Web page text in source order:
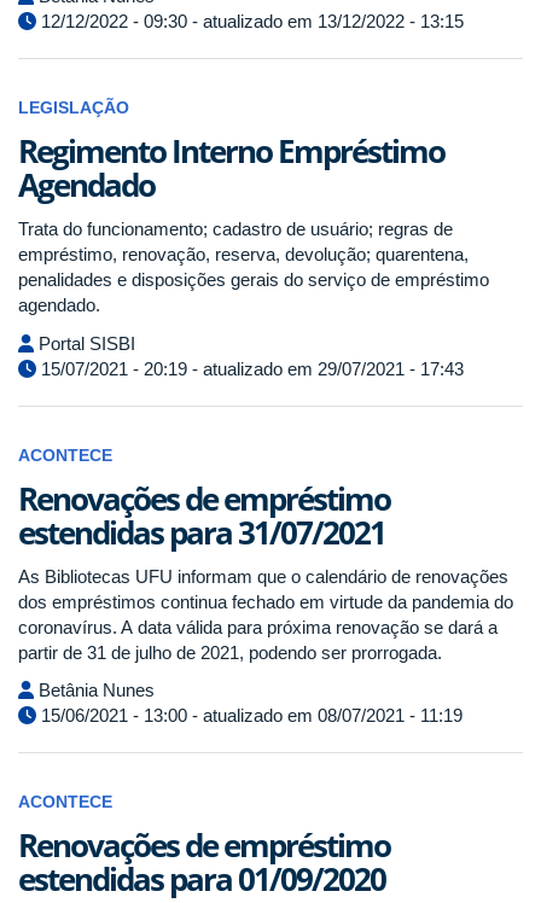
12/12/2022 - 09:30 - atualizado em 13/12/2022 - 13:15
LEGISLAÇÃO
Regimento Interno Empréstimo
Agendado
Trata do funcionamento; cadastro de usuário; regras de
empréstimo, renovação, reserva, devolução; quarentena,
penalidades e disposições gerais do serviço de empréstimo
agendado.
Portal SISBI
15/07/2021 - 20:19 - atualizado em 29/07/2021 - 17:43
ACONTECE
Renovações de empréstimo
estendidas para 31/07/2021
As Bibliotecas UFU informam que o calendário de renovações
dos empréstimos continua fechado em virtude da pandemia do
coronavírus. A data válida para próxima renovação se dará a
partir de 31 de julho de 2021, podendo ser prorrogada.
Betânia Nunes
15/06/2021 - 13:00 - atualizado em 08/07/2021 - 11:19
ACONTECE
Renovações de empréstimo
estendidas para 01/09/2020